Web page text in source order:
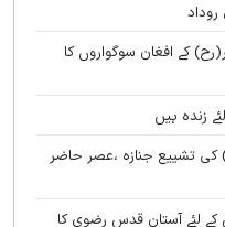
کے افغان سوگواروں کا
زندہ ہيں
تشییع جنازہ ،عصر حاضر
کے لئے آستان قدس رضوی کا